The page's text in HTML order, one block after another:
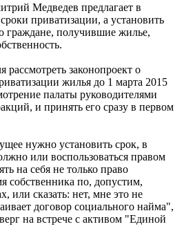
Медведев предлагает в
приватизации, а установить
граждане, получившие жилье,
рассмотреть законопроект о
жилья до 1 марта 2015
палаты руководителями
и принять его сразу в первом
нужно установить срок, в
или воспользоваться правом
на себя не только право
собственника по, допустим,
или сказать: нет, мне это не
договор социального найма",
на встрече с активом "Единой